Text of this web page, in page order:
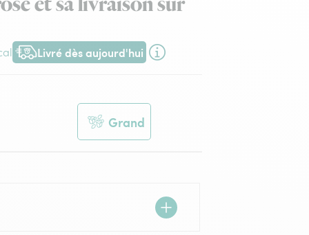
Livré dès aujourd'hui
Livraison dès aujourd'hui (pour toute commande passée
Grand